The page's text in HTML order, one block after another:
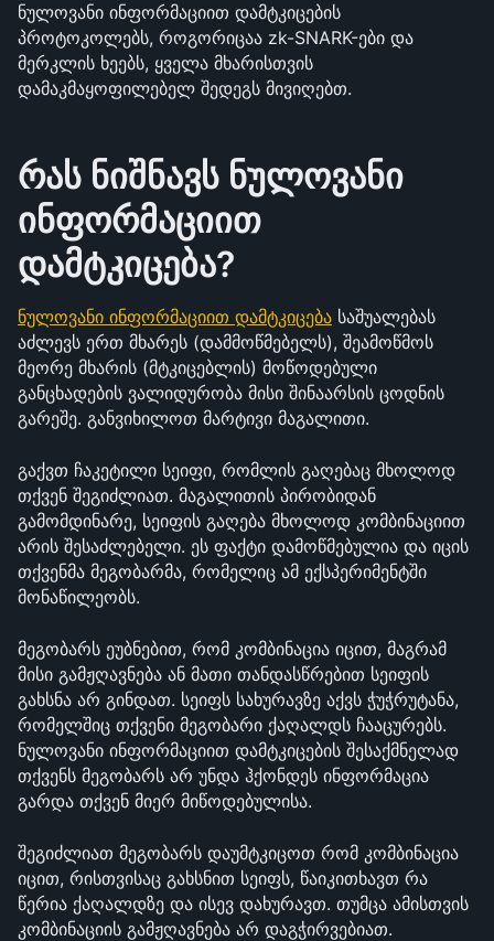
ნულოვანი ინფორმაციით დამტკიცების
პროტოკოლებს, როგორიცაა zk-SNARK-ები და
მერკლის ხეებს, ყველა მხარისთვის
დამაკმაყოფილებელ შედეგს მივიღებთ.
რას ნიშნავს ნულოვანი
ინფორმაციით
დამტკიცება?
ნულოვანი ინფორმაციით დამტკიცება საშუალებას
აძლევს ერთ მხარეს (დამმოწმებელს), შეამოწმოს
მეორე მხარის (მტკიცებლის) მოწოდებული
განცხადების ვალიდურობა მისი შინაარსის ცოდნის
გარეშე. განვიხილოთ მარტივი მაგალითი.
გაქვთ ჩაკეტილი სეიფი, რომლის გაღებაც მხოლოდ
თქვენ შეგიძლიათ. მაგალითის პირობიდან
გამომდინარე, სეიფის გაღება მხოლოდ კომბინაციით
არის შესაძლებელი. ეს ფაქტი დამოწმებულია და იცის
თქვენმა მეგობარმა, რომელიც ამ ექსპერიმენტში
მონაწილეობს.
მეგობარს ეუბნებით, რომ კომბინაცია იცით, მაგრამ
მისი გამჟღავნება ან მათი თანდასწრებით სეიფის
გახსნა არ გინდათ. სეიფს სახურავზე აქვს ჭუჭრუტანა,
რომელშიც თქვენი მეგობარი ქაღალდს ჩააცურებს.
ნულოვანი ინფორმაციით დამტკიცების შესაქმნელად
თქვენს მეგობარს არ უნდა ჰქონდეს ინფორმაცია
გარდა თქვენ მიერ მიწოდებულისა.
შეგიძლიათ მეგობარს დაუმტკიცოთ რომ კომბინაცია
იცით, რისთვისაც გახსნით სეიფს, წაიკითხავთ რა
წერია ქაღალდზე და ისევ დახურავთ. თუმცა ამისთვის
კომბინაციის გამჟღავნება არ დაგჭირვებიათ.